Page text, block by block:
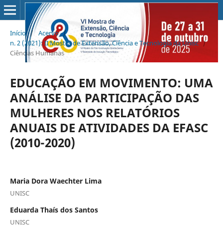
Início / Acervo /
n. 2 (2021): II Mostra de Extensão, Ciência e Tecnologia da Unisc /
Ciências Humanas
EDUCAÇÃO EM MOVIMENTO: UMA
ANÁLISE DA PARTICIPAÇÃO DAS
MULHERES NOS RELATÓRIOS
ANUAIS DE ATIVIDADES DA EFASC
(2010-2020)
Maria Dora Waechter Lima
UNISC
Eduarda Thaís dos Santos
UNISC